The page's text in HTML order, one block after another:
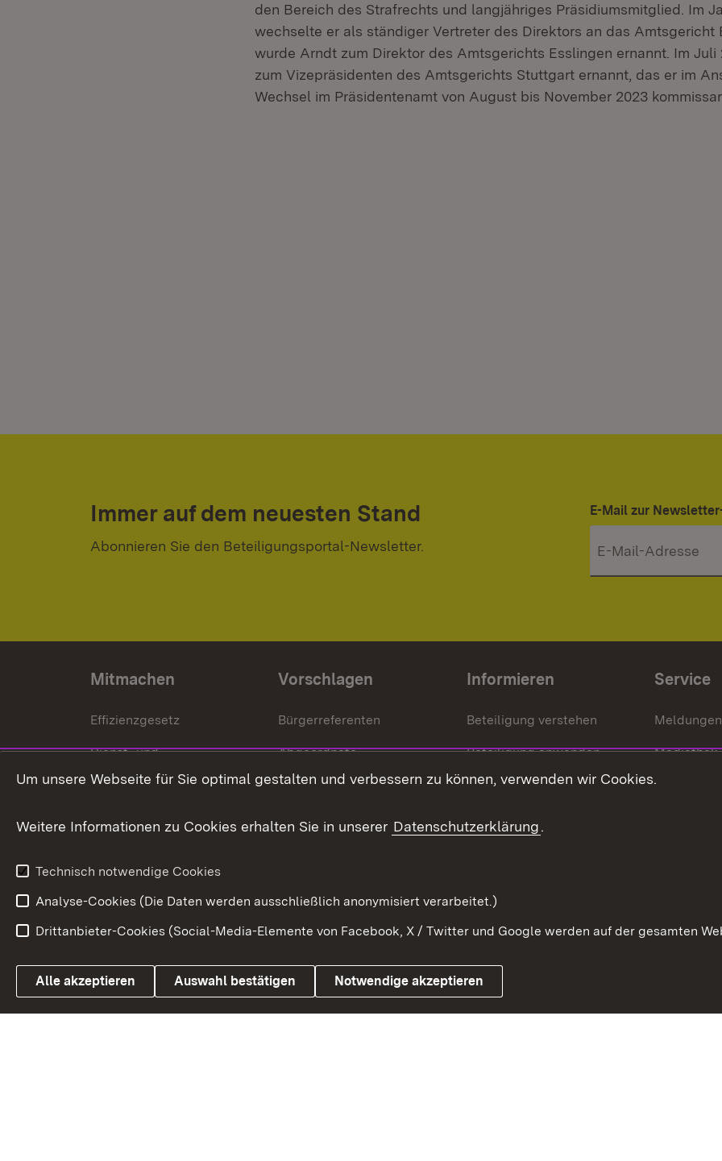
den Bereich des Strafrechts und langjähriges Präsidiumsmitglied. Im
wechselte er als ständiger Vertreter des Direktors an das Amtsgericht
wurde Arndt zum Direktor des Amtsgerichts Esslingen ernannt. Im Juli
zum Vizepräsidenten des Amtsgerichts Stuttgart ernannt, das er im
Wechsel im Präsidentenamt von August bis November 2023
Immer auf dem neuesten Stand
Abonnieren Sie den Beteiligungsportal-Newsletter.
E-Mail zur
Mitmachen
Effizienzgesetz
Dienst- und
Versorgungsbezüge
Weitere
Vorschlagen
Bürgerreferenten
Abgeordnete
Bürgerbeauftragte
Informieren
Beteiligung verstehen
Beteiligung anwenden
Beteiligung stärken
Service
Meldungen
Mediathek
Link zum Landesportal
Impressum Kontakt
Um unsere Webseite für Sie optimal gestalten und verbessern zu können, verwenden wir Cookies.
Weitere Informationen zu Cookies erhalten Sie in unserer Datenschutzerklärung.
Technisch notwendige Cookies
Analyse-Cookies (Die Daten werden ausschließlich anonymisiert verarbeitet.)
Drittanbieter-Cookies (Social-Media-Elemente von Facebook, X / Twitter und Google werden auf der gesamten
Alle akzeptieren Auswahl bestätigen Notwendige akzeptieren